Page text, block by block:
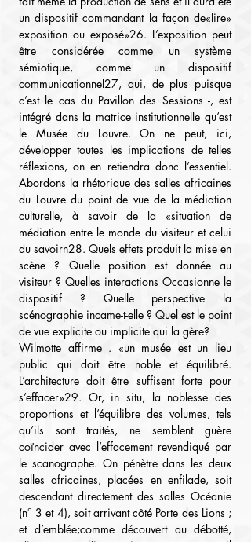
un dispositif commandant la façon de«lire»
exposition ou exposé»26. L’exposition peut
être considérée comme un système
sémiotique, comme un dispositif
communicationnel27, qui, de plus puisque
c’est le cas du Pavillon des Sessions -, est
intégré dans la matrice institutionnelle qu’est
le Musée du Louvre. On ne peut, ici,
développer toutes les implications de telles
réflexions, on en retiendra donc l’essentiel.
Abordons la rhétorique des salles africaines
du Louvre du point de vue de la médiation
culturelle, à savoir de la «situation de
médiation entre le monde du visiteur et celui
du savoirn28. Quels effets produit la mise en
scène ? Quelle position est donnée au
visiteur ? Quelles interactions Occasionne le
dispositif ? Quelle perspective la
scénographie incame-t-elle ? Quel est le point
de vue explicite ou implicite qui la gère?
Wilmotte affirme . «un musée est un lieu
public qui doit être noble et équilibré.
L’architecture doit être suffisent forte pour
s’effacer»29. Or, in situ, la noblesse des
proportions et l’équilibre des volumes, tels
qu’ils sont traités, ne semblent guère
coïncider avec l’effacement revendiqué par
le scanographe. On pénètre dans les deux
salles africaines, placées en enfilade, soit
descendant directement des salles Océanie
(n° 3 et 4), soit arrivant côté Porte des Lions ;
et d’emblée;comme découvert au débotté,